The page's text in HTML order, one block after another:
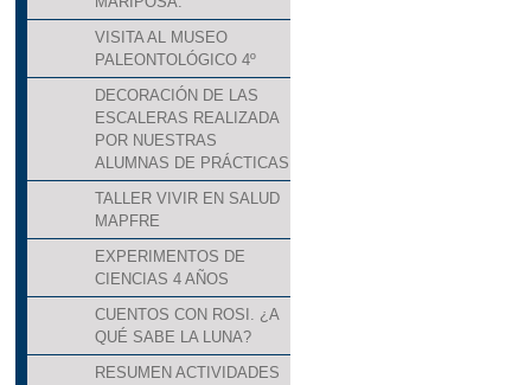
VISITA AL MUSEO
PALEONTOLÓGICO 4º
DECORACIÓN DE LAS
ESCALERAS REALIZADA
POR NUESTRAS
ALUMNAS DE PRÁCTICAS
TALLER VIVIR EN SALUD
MAPFRE
EXPERIMENTOS DE
CIENCIAS 4 AÑOS
CUENTOS CON ROSI. ¿A
QUÉ SABE LA LUNA?
RESUMEN ACTIVIDADES